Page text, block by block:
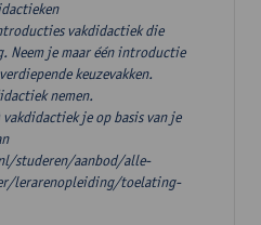
vakdidactiek die
Neem je maar één introductie
keuzevakken.
nemen.
je op basis van je
studeren/aanbod/alle-
lerarenopleiding/toelating-